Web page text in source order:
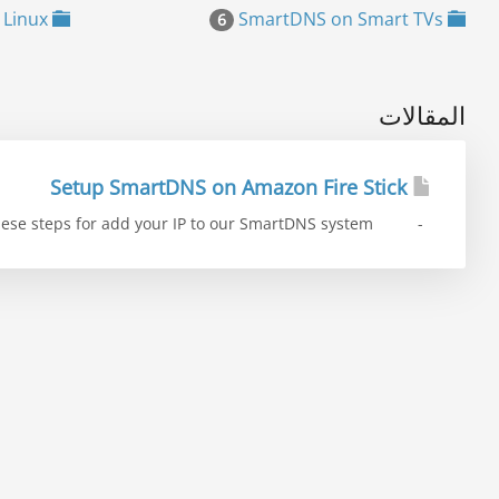
6
SmartDNS on Windows / Mac / Linux
المقالات
Setup SmartDNS on Amazon Fire Stick
- Follow these steps for add your IP to our SmartDNS system :...